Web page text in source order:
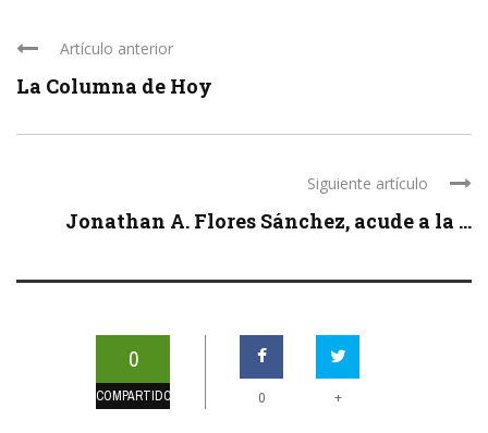
Artículo anterior
La Columna de Hoy
Siguiente artículo
Jonathan A. Flores Sánchez, acude a la ...
0
COMPARTIDOS 0 +